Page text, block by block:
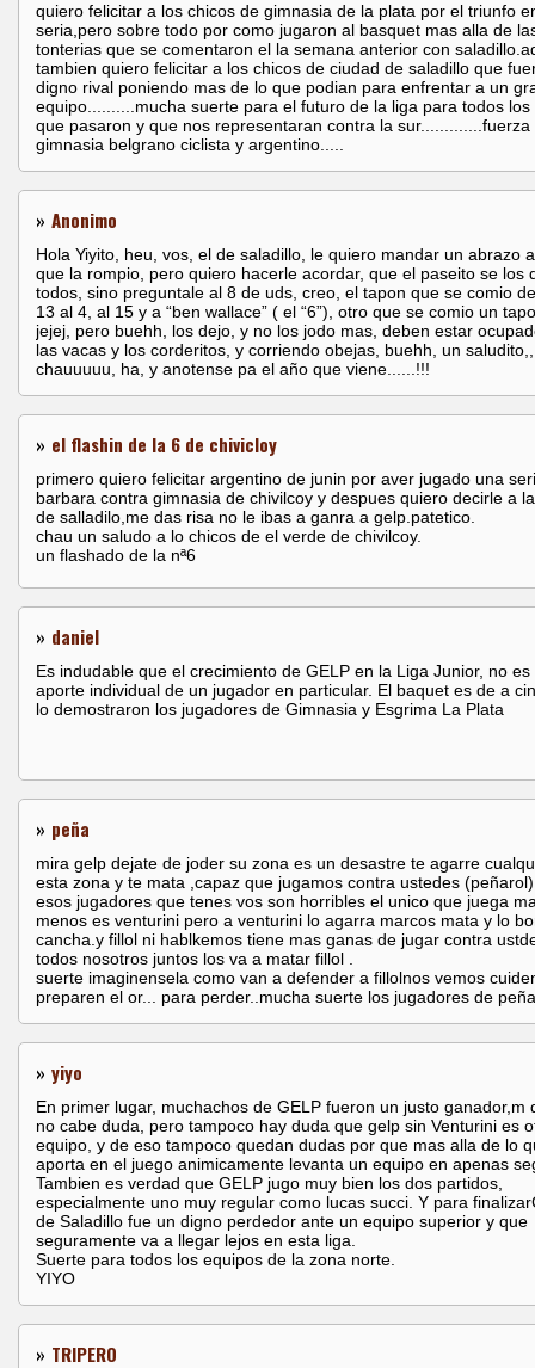
quiero felicitar a los chicos de gimnasia de la plata por el triunfo
seria,pero sobre todo por como jugaron al basquet mas alla de
tonterias que se comentaron el la semana anterior con
tambien quiero felicitar a los chicos de ciudad de saladillo que
digno rival poniendo mas de lo que podian para enfrentar a un
equipo..........mucha suerte para el futuro de la liga para todos los
que pasaron y que nos representaran contra la sur.............fuerza
gimnasia belgrano ciclista y argentino.....
» Anonimo
Hola Yiyito, heu, vos, el de saladillo, le quiero mandar un abrazo
que la rompio, pero quiero hacerle acordar, que el paseito se los
todos, sino preguntale al 8 de uds, creo, el tapon que se comio
13 al 4, al 15 y a “ben wallace” ( el “6”), otro que se comio un
jejej, pero buehh, los dejo, y no los jodo mas, deben estar
las vacas y los corderitos, y corriendo obejas, buehh, un saludito,,
chauuuuu, ha, y anotense pa el año que viene......!!!
» el flashin de la 6 de chivicloy
primero quiero felicitar argentino de junin por aver jugado una
barbara contra gimnasia de chivilcoy y despues quiero decirle a
de salladilo,me das risa no le ibas a ganra a gelp.patetico.
chau un saludo a lo chicos de el verde de chivilcoy.
un flashado de la nª6
» daniel
Es indudable que el crecimiento de GELP en la Liga Junior, no es
aporte individual de un jugador en particular. El baquet es de a
lo demostraron los jugadores de Gimnasia y Esgrima La Plata
» peña
mira gelp dejate de joder su zona es un desastre te agarre
esta zona y te mata ,capaz que jugamos contra ustedes
esos jugadores que tenes vos son horribles el unico que juega
menos es venturini pero a venturini lo agarra marcos mata y lo
cancha.y fillol ni hablkemos tiene mas ganas de jugar contra
todos nosotros juntos los va a matar fillol .
suerte imaginensela como van a defender a fillolnos vemos
preparen el or... para perder..mucha suerte los jugadores de
» yiyo
En primer lugar, muchachos de GELP fueron un justo ganador,m
no cabe duda, pero tampoco hay duda que gelp sin Venturini es
equipo, y de eso tampoco quedan dudas por que mas alla de lo
aporta en el juego animicamente levanta un equipo en apenas
Tambien es verdad que GELP jugo muy bien los dos partidos,
especialmente uno muy regular como lucas succi. Y para
de Saladillo fue un digno perdedor ante un equipo superior y que
seguramente va a llegar lejos en esta liga.
Suerte para todos los equipos de la zona norte.
YIYO
» TRIPERO